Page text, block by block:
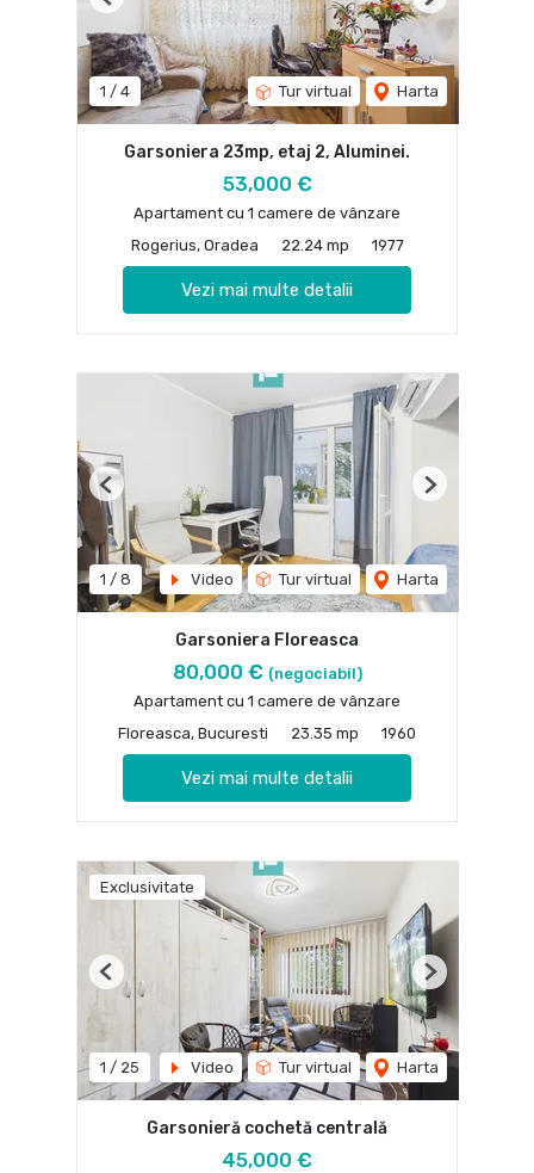
1 / 4 Tur virtual Harta
Previous Next
Garsoniera 23mp, etaj 2, Aluminei.
53,000 €
Apartament cu 1 camere de vânzare
Rogerius, Oradea
22.24 mp 1977
Vezi mai multe detalii
1 / 8 Video Tur virtual Harta
Previous Next
Garsoniera Floreasca
80,000 € (negociabil)
Apartament cu 1 camere de vânzare
Floreasca, Bucuresti
23.35 mp 1960
Vezi mai multe detalii
Exclusivitate
1 / 25 Video Tur virtual Harta
Previous Next
Garsonieră cochetă centrală
45,000 €